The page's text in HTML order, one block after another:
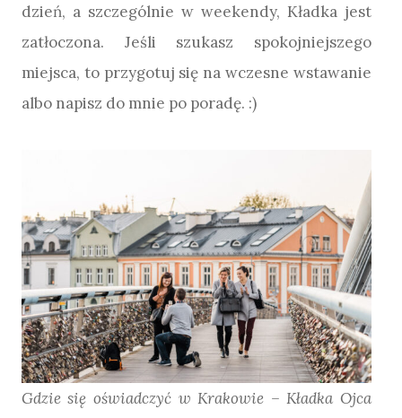
dzień, a szczególnie w weekendy, Kładka jest
zatłoczona. Jeśli szukasz spokojniejszego
miejsca, to przygotuj się na wczesne wstawanie
albo napisz do mnie po poradę. :)
Gdzie się oświadczyć w Krakowie – Kładka Ojca